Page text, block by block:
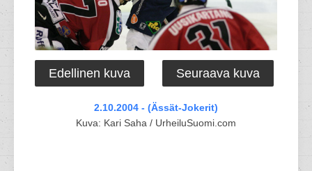
Edellinen kuva Seuraava kuva
2.10.2004 - (Ässät-Jokerit)
Kuva: Kari Saha / UrheiluSuomi.com